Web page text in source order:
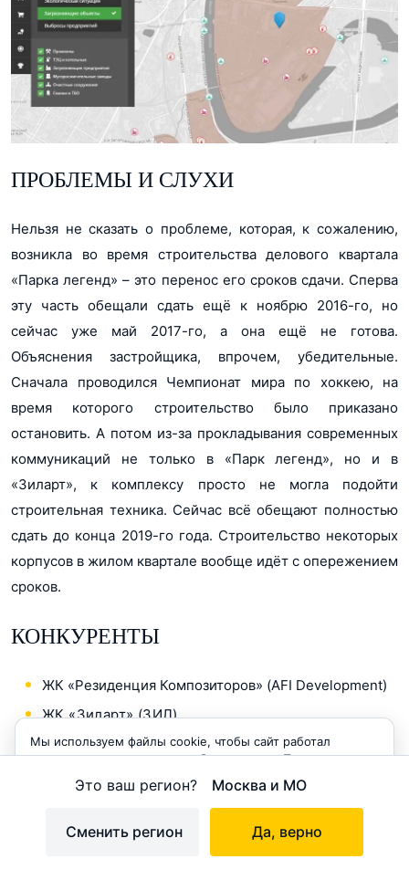
Это ваш регион? Москва и МО
Сменить регион Да, верно
ПРОБЛЕМЫ И СЛУХИ
Нельзя не сказать о проблеме, которая, к сожалению,
возникла во время строительства делового квартала
«Парка легенд» – это перенос его сроков сдачи. Сперва
эту часть обещали сдать ещё к ноябрю 2016-го, но
сейчас уже май 2017-го, а она ещё не готова.
Объяснения застройщика, впрочем, убедительные.
Сначала проводился Чемпионат мира по хоккею, на
время которого строительство было приказано
остановить. А потом из-за прокладывания современных
коммуникаций не только в «Парк легенд», но и в
«Зиларт», к комплексу просто не могла подойти
строительная техника. Сейчас всё обещают полностью
сдать до конца 2019-го года. Строительство некоторых
корпусов в жилом квартале вообще идёт с опережением
сроков.
КОНКУРЕНТЫ
ЖК «Резиденция Композиторов» (AFI Development)
ЖК «Зиларт» (ЗИЛ)
ЖК «ТехноПарк» (Инвестиционные Перспективы)
ПОДВОДИМ ИТОГИ
Даниловский район пока только начинает развиваться
Мы используем файлы cookie, чтобы сайт работал
корректно и становился удобнее для вас. Продолжая
Принимаю